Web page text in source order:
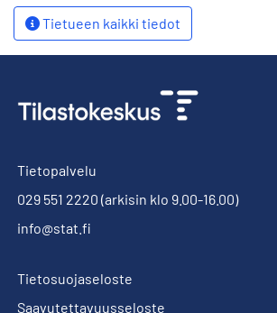
Tietueen kaikki tiedot
Tietopalvelu
029 551 2220 (arkisin klo 9.00-16.00)
info@stat.fi
Tietosuojaseloste
Saavutettavuusseloste